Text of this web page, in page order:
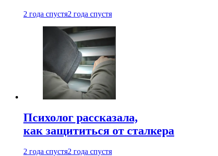
2 года спустя2 года спустя
Психолог рассказала,
как защититься от сталкера
2 года спустя2 года спустя